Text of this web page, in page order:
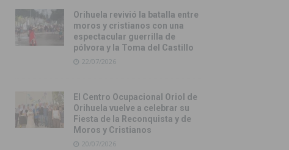
Orihuela revivió la batalla entre
moros y cristianos con una
espectacular guerrilla de
pólvora y la Toma del Castillo
22/07/2026
El Centro Ocupacional Oriol de
Orihuela vuelve a celebrar su
Fiesta de la Reconquista y de
Moros y Cristianos
20/07/2026